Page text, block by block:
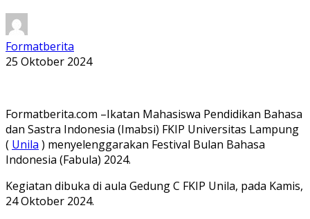
Formatberita
25 Oktober 2024
Formatberita.com –Ikatan Mahasiswa Pendidikan Bahasa
dan Sastra Indonesia (Imabsi) FKIP Universitas Lampung
( Unila ) menyelenggarakan Festival Bulan Bahasa
Indonesia (Fabula) 2024.
Kegiatan dibuka di aula Gedung C FKIP Unila, pada Kamis,
24 Oktober 2024.